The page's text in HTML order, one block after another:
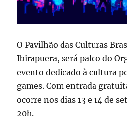
O Pavilhão das Culturas
Ibirapuera, será palco do
evento dedicado à cultura
games. Com entrada
ocorre nos dias 13 e 14 de
20h.